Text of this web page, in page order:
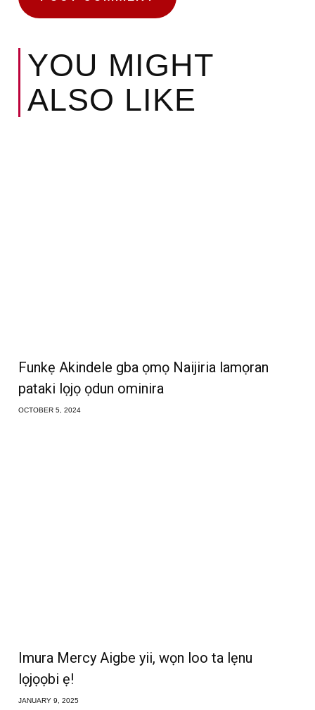
YOU MIGHT
ALSO LIKE
Funkẹ Akindele gba ọmọ Naijiria lamọran
pataki lọjọ ọdun ominira
OCTOBER 5, 2024
Imura Mercy Aigbe yii, wọn loo ta lẹnu
lọjọọbi ẹ!
JANUARY 9, 2025